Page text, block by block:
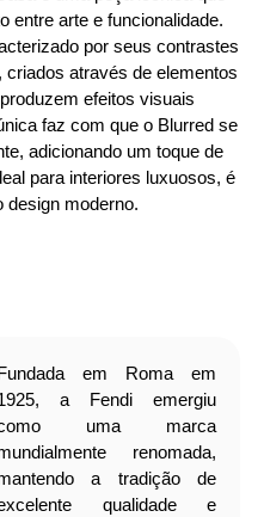
entre arte e funcionalidade.
por seus contrastes
através de elementos
efeitos visuais
faz com que o Blurred se
adicionando um toque de
para interiores luxuosos, é
design moderno.
em Roma em
a Fendi emergiu
uma marca
renomada,
a tradição de
qualidade e